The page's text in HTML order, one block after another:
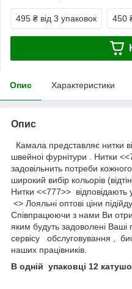
495 ₴ від 3 упаковок 450
Опис Характеристики
Опис
Камала представляє нитки
швейноі фурнітури . Нитки
задовільнить потреби
широкий вибір кольорів
Нитки <<777>>
<> Лояльні оптові ціни
Співпрацюючи з нами Ви
яким будуть задоволені Ваші
сервісу обслуговування ,
наших працівників.
В одній упаковці 12